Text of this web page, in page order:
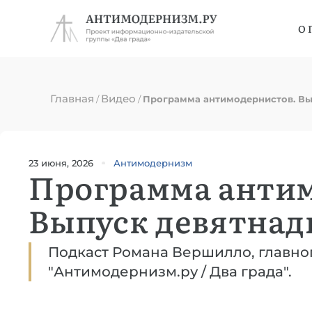
О
Главная /Видео /Программа антимодернистов.
23 июня, 2026 Антимодернизм
Программа
Выпуск
Подкаст Романа Вершилло,
"Антимодернизм.ру / Два града".